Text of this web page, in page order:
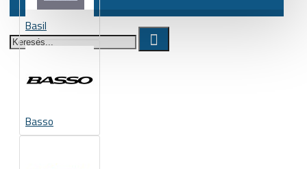
Basil
Basso